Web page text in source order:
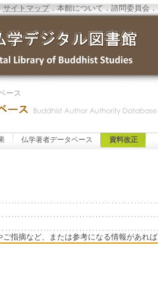
サイトマップ．本館について ．諮問委員会 ．
ース
仏学著者データベース 資料改正
ご指摘など、または参考になる情報があれ